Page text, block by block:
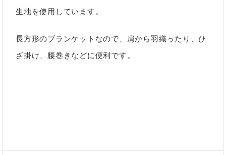
生地を使用しています。
長方形のブランケットなので、肩から羽織ったり、ひ
ざ掛け、腰巻きなどに便利です。